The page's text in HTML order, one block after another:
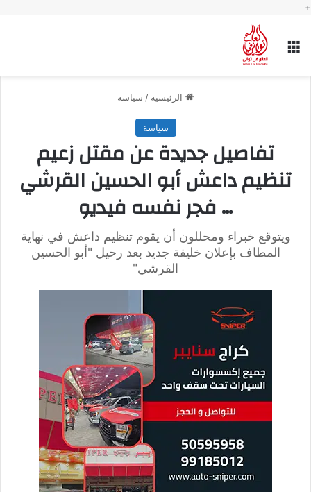
+
القائمة
الرئيسية / سياسة
سياسة
تفاصيل جديدة عن مقتل زعيم
تنظيم داعش أبو الحسين القرشي
… فجر نفسه فيديو
ويتوقع خبراء ومحللون أن يقوم تنظيم داعش في نهاية
المطاف بإعلان خليفة جديد بعد رحيل "أبو الحسين
القرشي"